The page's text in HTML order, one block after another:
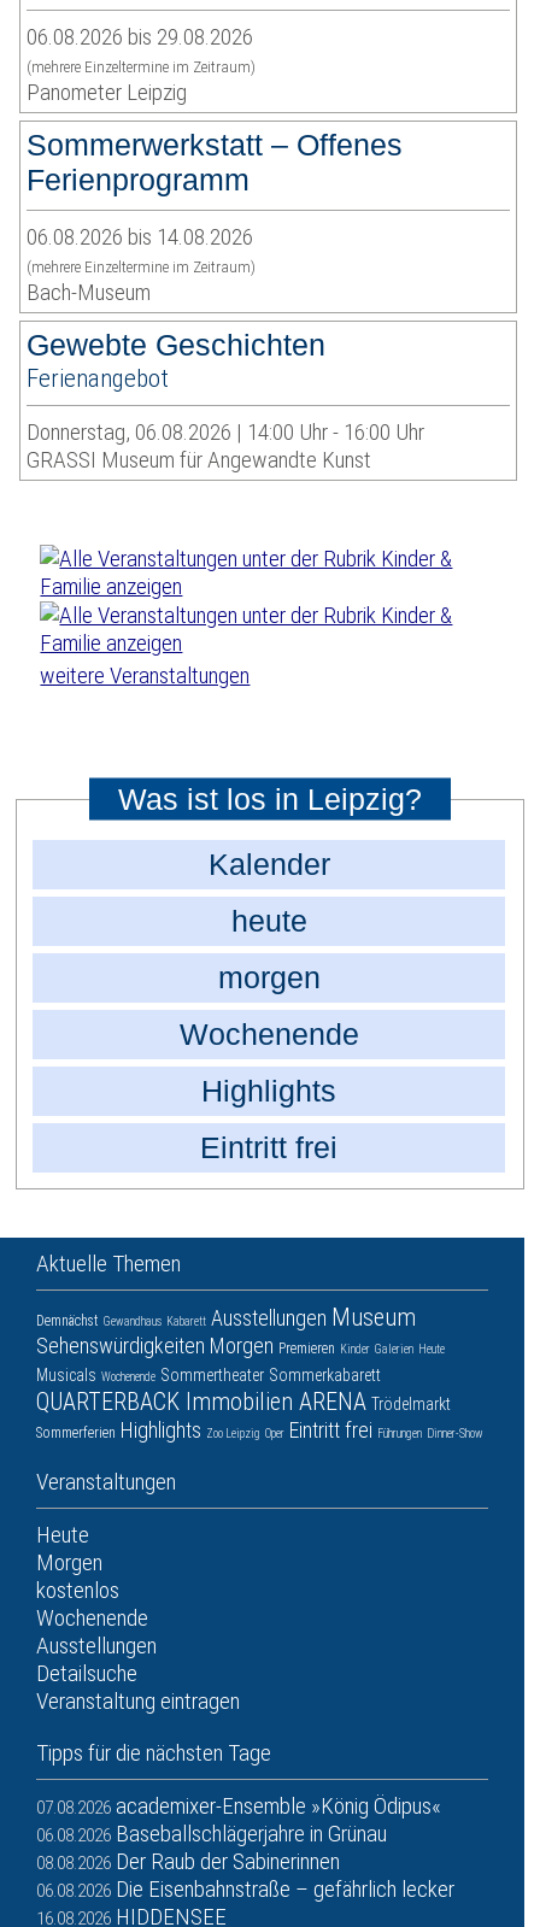
06.08.2026 bis 29.08.2026
(mehrere Einzeltermine im Zeitraum)
Panometer Leipzig
Sommerwerkstatt – Offenes
Ferienprogramm
06.08.2026 bis 14.08.2026
(mehrere Einzeltermine im Zeitraum)
Bach-Museum
Gewebte Geschichten
Ferienangebot
Donnerstag, 06.08.2026 | 14:00 Uhr - 16:00 Uhr
GRASSI Museum für Angewandte Kunst
weitere Veranstaltungen
Was ist los in Leipzig?
Kalender
heute
morgen
Wochenende
Highlights
Eintritt frei
Aktuelle Themen
Demnächst Gewandhaus Kabarett Ausstellungen Museum
Sehenswürdigkeiten Morgen Premieren Kinder Galerien Heute
Musicals Wochenende Sommertheater Sommerkabarett
QUARTERBACK Immobilien ARENA Trödelmarkt
Sommerferien Highlights Zoo Leipzig Oper Eintritt frei Führungen Dinner-Show
Veranstaltungen
Heute
Morgen
kostenlos
Wochenende
Ausstellungen
Detailsuche
Veranstaltung eintragen
Tipps für die nächsten Tage
07.08.2026 academixer-Ensemble »König Ödipus«
06.08.2026 Baseballschlägerjahre in Grünau
08.08.2026 Der Raub der Sabinerinnen
06.08.2026 Die Eisenbahnstraße – gefährlich lecker
16.08.2026 HIDDENSEE